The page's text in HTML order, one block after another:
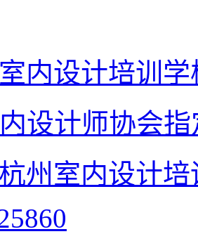
内设计培训学
设计师协会
州室内设计